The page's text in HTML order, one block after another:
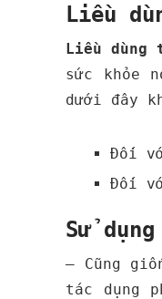
Liều
Liều dùng
sức khỏe
dưới đây
Đối
Đối
Sử
– Cũng
tác dụng